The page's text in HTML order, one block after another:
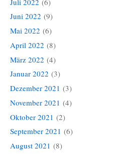
Juni 2022 (9)
Mai 2022 (6)
April 2022 (8)
März 2022 (4)
Januar 2022 (3)
Dezember 2021 (3)
November 2021 (4)
Oktober 2021 (2)
September 2021 (6)
August 2021 (8)